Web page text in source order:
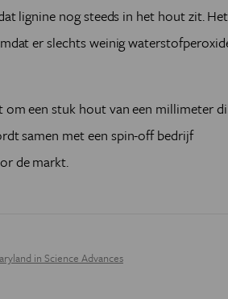
lignine nog steeds in het hout zit. Het
er slechts weinig
om een stuk hout van een millimeter
samen met een spin-off bedrijf
de markt.
in Science Advances